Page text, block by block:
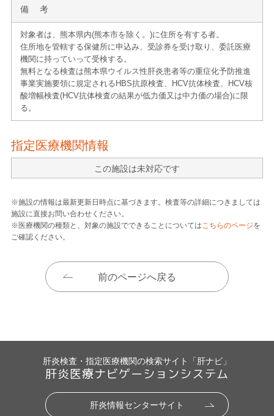
備 考
対象者は、熊本県内(熊本市を除く。)に住所を有する者。
住所地を管轄する保健所に申込み、受診券を受け取り、委託医療
機関に持っていって受検する。
無料となる検査は熊本県ウイルス性肝炎患者等の重症化予防推進
事業実施要領に規定されるHBS抗原検査、HCV抗体検査、HCV核
酸増幅検査(HCV抗体検査の結果が低力価又は中力価の場合)に限
る。
指定医療機関情報
この施設は未対応です
※施設の情報は最新更新日時点に基づきます。検査等の詳細につきましては
施設に直接お問い合わせください。
※医療機関の種類と、対象の施設でできることについてはこちらのページを
ご確認ください。
前のページへ戻る
肝炎検査・指定医療機関の検索サイト「肝ナビ」
肝炎医療ナビゲーションシステム
肝炎情報センターサイト